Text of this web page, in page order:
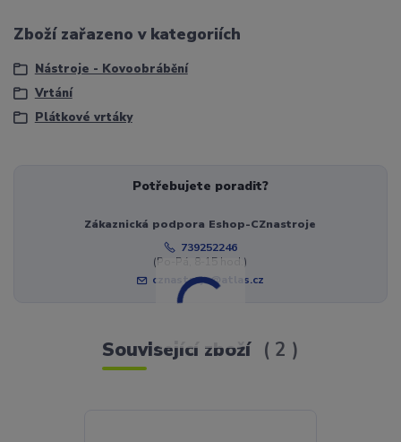
Zboží zařazeno v kategoriích
Nástroje - Kovoobrábění
Vrtání
Plátkové vrtáky
Potřebujete poradit?
Zákaznická podpora Eshop-CZnastroje
739252246
(Po-Pá, 8-15 hod.)
cznastroje@atlas.cz
Související zboží 2